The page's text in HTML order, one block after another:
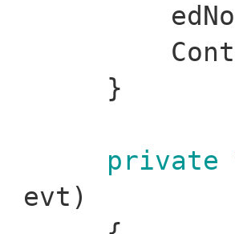
}
private
evt)